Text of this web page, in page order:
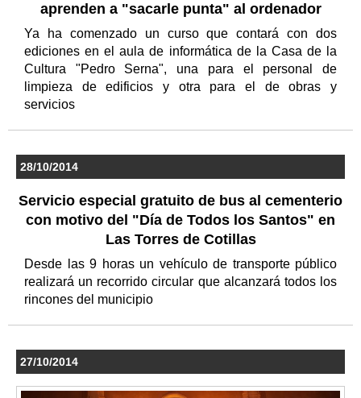
aprenden a "sacarle punta" al ordenador
Ya ha comenzado un curso que contará con dos
ediciones en el aula de informática de la Casa de la
Cultura "Pedro Serna", una para el personal de
limpieza de edificios y otra para el de obras y
servicios
28/10/2014
Servicio especial gratuito de bus al cementerio
con motivo del "Día de Todos los Santos" en
Las Torres de Cotillas
Desde las 9 horas un vehículo de transporte público
realizará un recorrido circular que alcanzará todos los
rincones del municipio
27/10/2014